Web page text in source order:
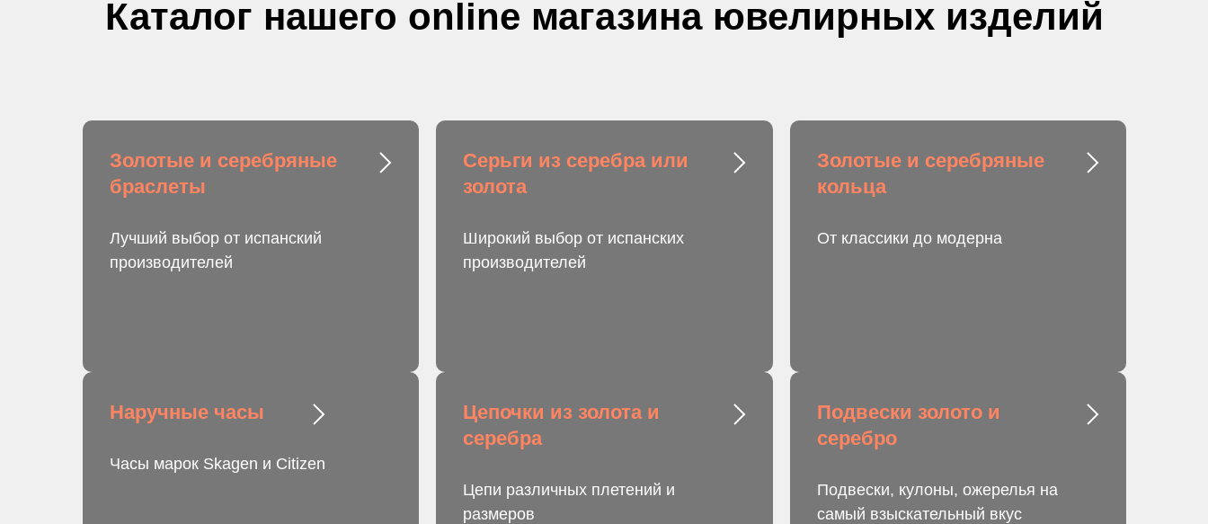
Каталог нашего online магазина ювелирных изделий
Золотые и серебряные
браслеты
Лучший выбор от испанский
производителей
Серьги из серебра или
золота
Широкий выбор от испанских
производителей
Золотые и серебряные
кольца
От классики до модерна
Наручные часы
Часы марок Skagen и Citizen
Цепочки из золота и
серебра
Цепи различных плетений и
размеров
Подвески золото и
серебро
Подвески, кулоны, ожерелья на
самый взыскательный вкус